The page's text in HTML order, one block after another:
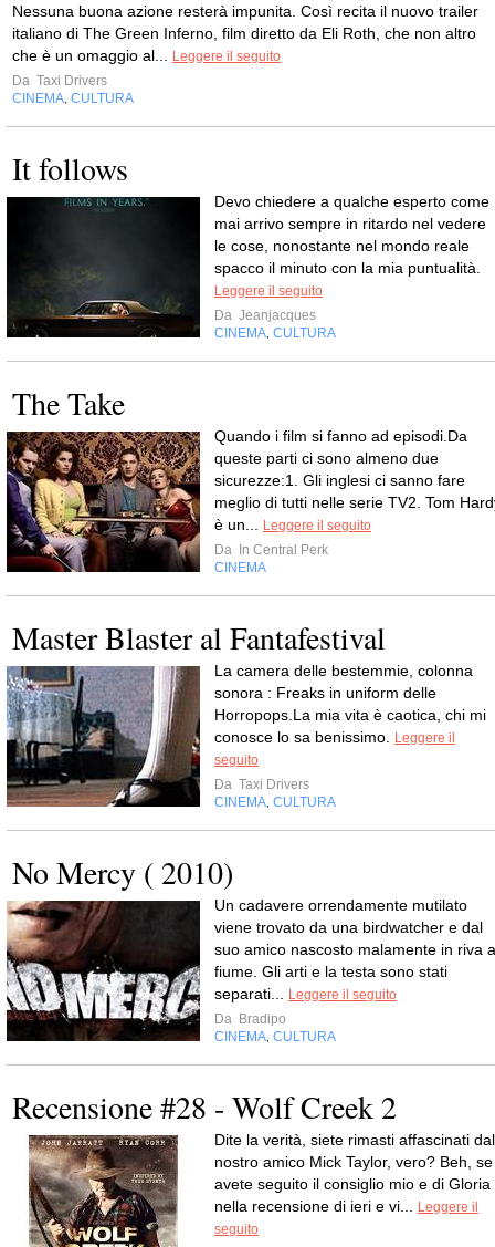
Nessuna buona azione resterà impunita. Così recita il nuovo trailer
italiano di The Green Inferno, film diretto da Eli Roth, che non altro
che è un omaggio al...
Leggere il seguito
Da Taxi Drivers
CINEMA CULTURA
It follows
Devo chiedere a qualche esperto come
mai arrivo sempre in ritardo nel vedere
le cose, nonostante nel mondo reale
spacco il minuto con la mia puntualità.
Leggere il seguito
Da Jeanjacques
CINEMA CULTURA
The Take
Quando i film si fanno ad episodi.Da
queste parti ci sono almeno due
sicurezze:1. Gli inglesi ci sanno fare
meglio di tutti nelle serie TV2. Tom
è un...
Leggere il seguito
Da
In Central Perk
CINEMA
Master Blaster al Fantafestival
La camera delle bestemmie, colonna
sonora : Freaks in uniform delle
Horropops.La mia vita è caotica, chi mi
conosce lo sa benissimo.
Leggere il
seguito
Da Taxi Drivers
CINEMA CULTURA
No Mercy ( 2010)
Un cadavere orrendamente mutilato
viene trovato da una birdwatcher e dal
suo amico nascosto malamente in riva
fiume. Gli arti e la testa sono stati
separati...
Leggere il seguito
Da Bradipo
CINEMA CULTURA
Recensione #28 - Wolf Creek 2
Dite la verità, siete rimasti affascinati dal
nostro amico Mick Taylor, vero? Beh, se
avete seguito il consiglio mio e di Gloria
nella recensione di ieri e vi...
Leggere il
seguito